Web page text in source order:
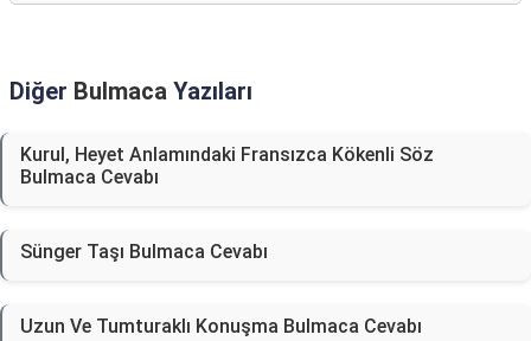
Diğer Bulmaca Yazıları
Kurul, Heyet Anlamındaki Fransızca Kökenli Söz
Bulmaca Cevabı
Sünger Taşı Bulmaca Cevabı
Uzun Ve Tumturaklı Konuşma Bulmaca Cevabı